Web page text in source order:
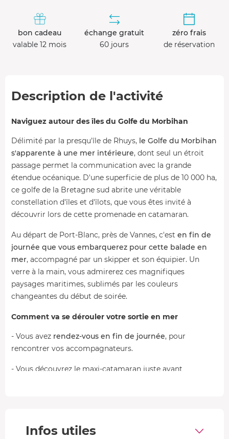
bon cadeau
valable 12 mois
échange gratuit
60 jours
zéro frais
de réservation
Description de l'activité
Naviguez autour des îles du Golfe du Morbihan
Délimité par la presqu'île de Rhuys, le Golfe du Morbihan
s'apparente à une mer intérieure, dont seul un étroit
passage permet la communication avec la grande
étendue océanique. D'une superficie de plus de 10 000 ha,
ce golfe de la Bretagne sud abrite une véritable
constellation d'îles et d'îlots, que vous êtes invité à
découvrir lors de cette promenade en catamaran.
Au départ de Port-Blanc, près de Vannes, c'est en fin de
journée que vous embarquerez pour cette balade en
mer, accompagné par un skipper et son équipier. Un
verre à la main, vous admirerez ces magnifiques
paysages maritimes, sublimés par les couleurs
changeantes du début de soirée.
Comment va se dérouler votre sortie en mer
- Vous avez rendez-vous en fin de journée, pour
rencontrer vos accompagnateurs.
- Vous découvrez le maxi-catamaran juste avant
- Au cours de vos 2h de navigation
Infos utiles